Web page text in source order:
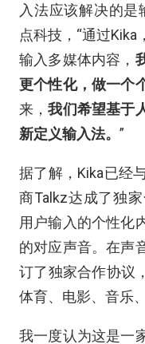
入法应该解决的是
点科技，“通过
输入多媒体内容，
更个性化，做一个
来，我们希望基于
新定义输入法。 ”
据了解，Kika已经
商Talkz达成了独
用户输入的个性化
的对应声音。在声
订了独家合作协议
体育、电影、音乐
我一度认为这是一